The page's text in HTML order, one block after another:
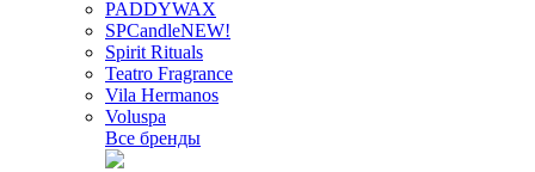
PADDYWAX
SPCandleNEW!
Spirit Rituals
Teatro Fragrance
Vila Hermanos
Voluspa
Все бренды